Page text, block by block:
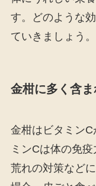
す。どのような
ていきましょう。
金柑に多く含
金柑はビタミン
ミンCは体の免
荒れの対策など